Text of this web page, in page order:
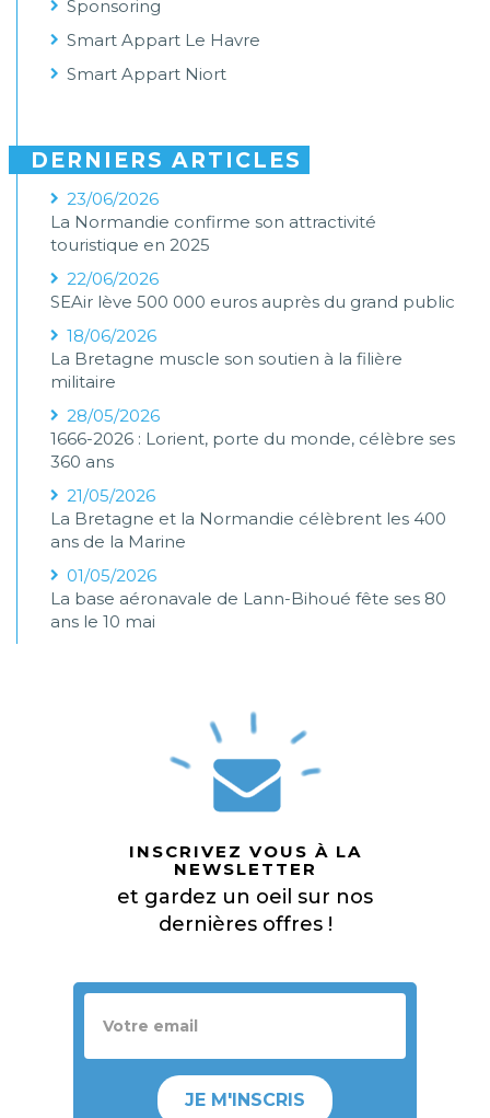
Sponsoring
Smart Appart Le Havre
Smart Appart Niort
DERNIERS ARTICLES
23/06/2026
La Normandie confirme son attractivité
touristique en 2025
22/06/2026
SEAir lève 500 000 euros auprès du grand public
18/06/2026
La Bretagne muscle son soutien à la filière
militaire
28/05/2026
1666-2026 : Lorient, porte du monde, célèbre ses
360 ans
21/05/2026
La Bretagne et la Normandie célèbrent les 400
ans de la Marine
01/05/2026
La base aéronavale de Lann-Bihoué fête ses 80
ans le 10 mai
INSCRIVEZ VOUS À LA
NEWSLETTER
et gardez un oeil sur nos
dernières offres !
JE M'INSCRIS